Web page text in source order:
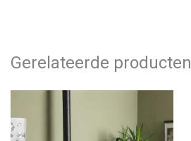
Gerelateerde producten